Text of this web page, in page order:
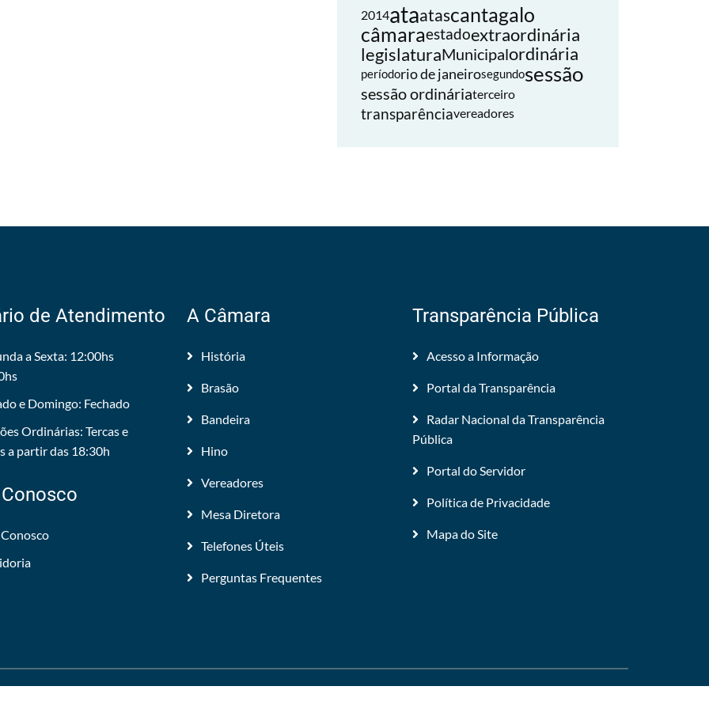
2014ataatascantagalo
câmaraestadoextraordinária
legislaturaMunicipalordinária
períodorio de janeirosegundosessão
sessão ordináriaterceiro
transparênciavereadores
de Atendimento
a Sexta: 12:00hs
e Domingo: Fechado
Ordinárias: Tercas e
a partir das 18:30h
A Câmara
História
Brasão
Bandeira
Hino
Vereadores
Mesa Diretora
Telefones Úteis
Perguntas Frequentes
Transparência Pública
Acesso a Informação
Portal da Transparência
Radar Nacional da Transparência
Pública
Portal do Servidor
Política de Privacidade
Mapa do Site